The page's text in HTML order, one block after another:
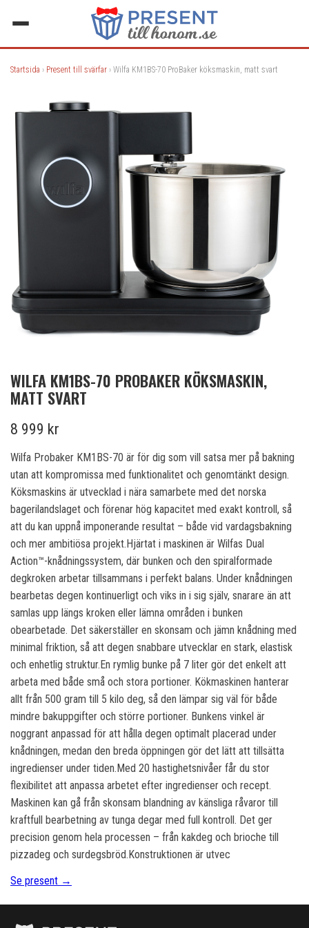
Startsida › Present till svärfar › Wilfa KM1BS-70 ProBaker köksmaskin, matt svart
WILFA KM1BS-70 PROBAKER KÖKSMASKIN,
MATT SVART
8 999 kr
Wilfa Probaker KM1BS-70 är för dig som vill satsa mer på bakning
utan att kompromissa med funktionalitet och genomtänkt design.
Köksmaskins är utvecklad i nära samarbete med det norska
bagerilandslaget och förenar hög kapacitet med exakt kontroll, så
att du kan uppnå imponerande resultat – både vid vardagsbakning
och mer ambitiösa projekt.Hjärtat i maskinen är Wilfas Dual
Action™-knådningssystem, där bunken och den spiralformade
degkroken arbetar tillsammans i perfekt balans. Under knådningen
bearbetas degen kontinuerligt och viks in i sig själv, snarare än att
samlas upp längs kroken eller lämna områden i bunken
obearbetade. Det säkerställer en skonsam och jämn knådning med
minimal friktion, så att degen snabbare utvecklar en stark, elastisk
och enhetlig struktur.En rymlig bunke på 7 liter gör det enkelt att
arbeta med både små och stora portioner. Kökmaskinen hanterar
allt från 500 gram till 5 kilo deg, så den lämpar sig väl för både
mindre bakuppgifter och större portioner. Bunkens vinkel är
noggrant anpassad för att hålla degen optimalt placerad under
knådningen, medan den breda öppningen gör det lätt att tillsätta
ingredienser under tiden.Med 20 hastighetsnivåer får du stor
flexibilitet att anpassa arbetet efter ingredienser och recept.
Maskinen kan gå från skonsam blandning av känsliga råvaror till
kraftfull bearbetning av tunga degar med full kontroll. Det ger
precision genom hela processen – från kakdeg och brioche till
pizzadeg och surdegsbröd.Konstruktionen är utvec
Se present →